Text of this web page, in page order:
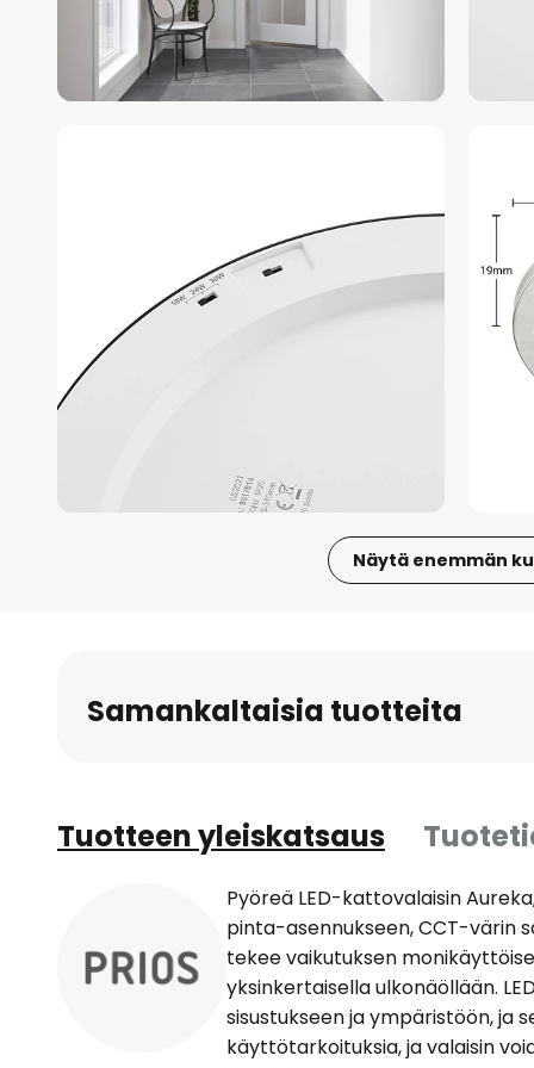
Näytä enemmän
Samankaltaisia tuotteita
Tuotteen yleiskatsaus
Pyöreä LED-kattovalaisin
pinta-asennukseen, CCT-värin
tekee vaikutuksen
yksinkertaisella ulkonäöllään.
sisustukseen ja ympäristöön, ja
käyttötarkoituksia, ja valaisin